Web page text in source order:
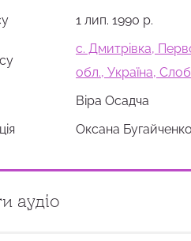
1 лип. 1990 р.
с. Дмитрівка,
обл., Україна,
Віра Осадча
Оксана Бугайченко
аудіо